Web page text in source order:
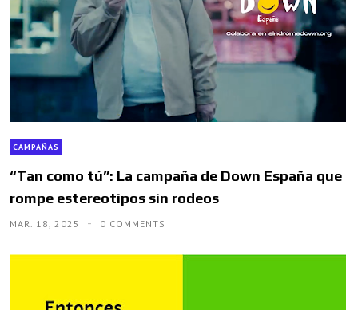
CAMPAÑAS
“Tan como tú”: La campaña de Down España que
rompe estereotipos sin rodeos
MAR. 18, 2025 0 COMMENTS